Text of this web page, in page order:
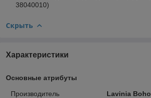
38040010)
Скрыть
Характеристики
Основные атрибуты
Производитель
Lavinia Boho